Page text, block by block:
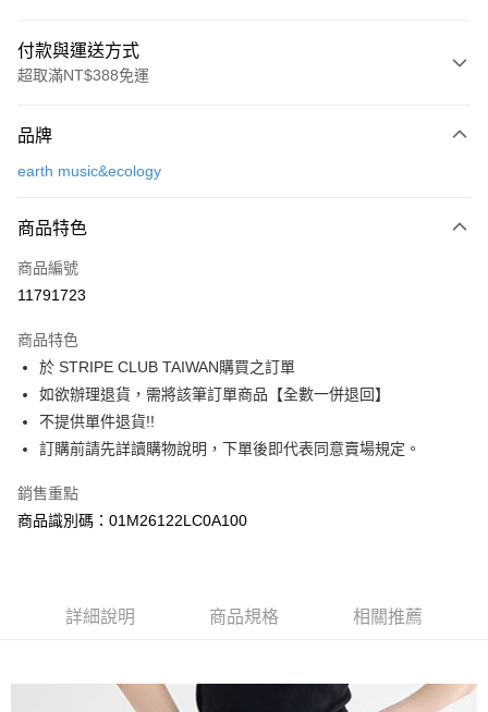
付款與運送方式
超取滿NT$388免運
信用卡一次付款
3 期 0 利率 每期
合作金庫商業銀行
上海商業儲蓄銀行
臺灣中小企業銀行
匯豐（台灣）商業銀行
華泰商業銀行
聯邦商業銀行
遠東國際商業銀行
元大商業銀行
玉山商業銀行
星展（台灣）商業銀行
台灣樂天信用卡公司
超商取貨付款
LINE Pay
Apple Pay
街口支付
悠遊付
大哥付你分期
相關說明
流程，驗證手機門號後，選擇欲分期的期數、繳款截止日，確認付款後即完
消。如遇「轉專審核」未通過狀況，表示未達大哥付你分期系統評分，恕無
【關於「AFTEE先享後付」】
１．簡單：不需註冊會員、不需綁卡、不需儲值。
２．便利：只要手機號碼，簡訊認證，即可結帳。
品牌
earth music&ecology
商品特色
商品編號
11791723
商品特色
於 STRIPE CLUB TAIWAN購買之訂單
如欲辦理退貨，需將該筆訂單商品【全數一併退回】
不提供單件退貨!!
訂購前請先詳讀購物說明，下單後即代表同意賣場規定。
銷售重點
商品識別碼：01M26122LC0A100
詳細說明 商品規格 相關推薦